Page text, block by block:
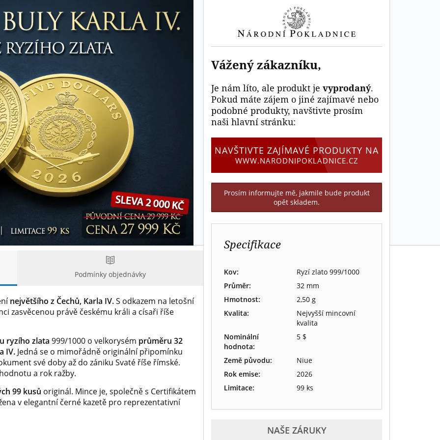
Podmínky objednávky
největšího z Čechů, Karla IV.S odkazem na letošní
zasvěcenou právě českému králi a císaři říše
ryzího zlata 999/1000 o velkorysém průměru 32
IV. Jedná se o mimořádně originální připomínku
své doby až do zániku Svaté říše římské.
a rok ražby.
99 kusů originál. Mince je, společně s Certifikátem
v elegantní černé kazetě pro reprezentativní
Vážený zákazníku,
Je nám líto, ale produkt je vyprodaný.
Pokud máte zájem o jiné zajímavé nebo
podobné produkty, navštivte prosím
naši hlavní stránku:
NAVŠTIVTE ZAJÍMAVÉ PRODUKTY NA
WWW.NARODNIPOKLADNICE.CZ
Prosím informujte mě, jakmile bude produkt
opět skladem.
Specifikace
Kov:
Ryzí zlato 999/1000
Průměr:
32 mm
Hmotnost:
2,50 g
Kvalita:
Nejvyšší mincovní
kvalita
Nominální
hodnota:
5 $
Země původu:
Niue
Rok emise:
2026
Limitace:
99 ks
NAŠE ZÁRUKY